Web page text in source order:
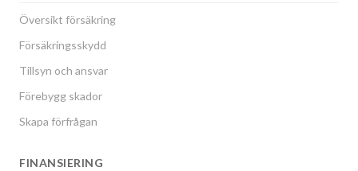
Översikt försäkring
Försäkringsskydd
Tillsyn och ansvar
Förebygg skador
Skapa förfrågan
FINANSIERING